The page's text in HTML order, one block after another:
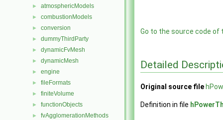
► atmosphericModels
► combustionModels
► conversion
► dummyThirdParty
► dynamicFvMesh
► dynamicMesh
► engine
► fileFormats
► finiteVolume
► functionObjects
► fvAgglomerationMethods
Go to the source code of
Detailed
Original source file
Definition in file